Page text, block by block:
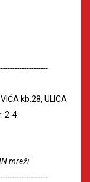
kb.28, ULICA
2-4.
mreži